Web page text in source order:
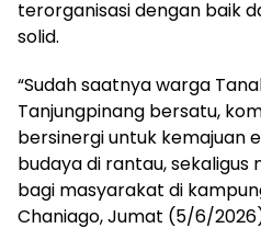
terorganisasi dengan baik
solid.
“Sudah saatnya warga
Tanjungpinang bersatu,
bersinergi untuk kemajuan
budaya di rantau,
bagi masyarakat di
Chaniago, Jumat (5/6/